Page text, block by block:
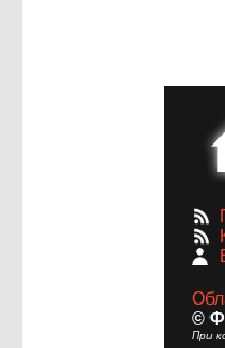
©
При